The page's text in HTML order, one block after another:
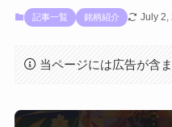
記事一覧 銘柄紹介 July 2,
当ページには広告が含